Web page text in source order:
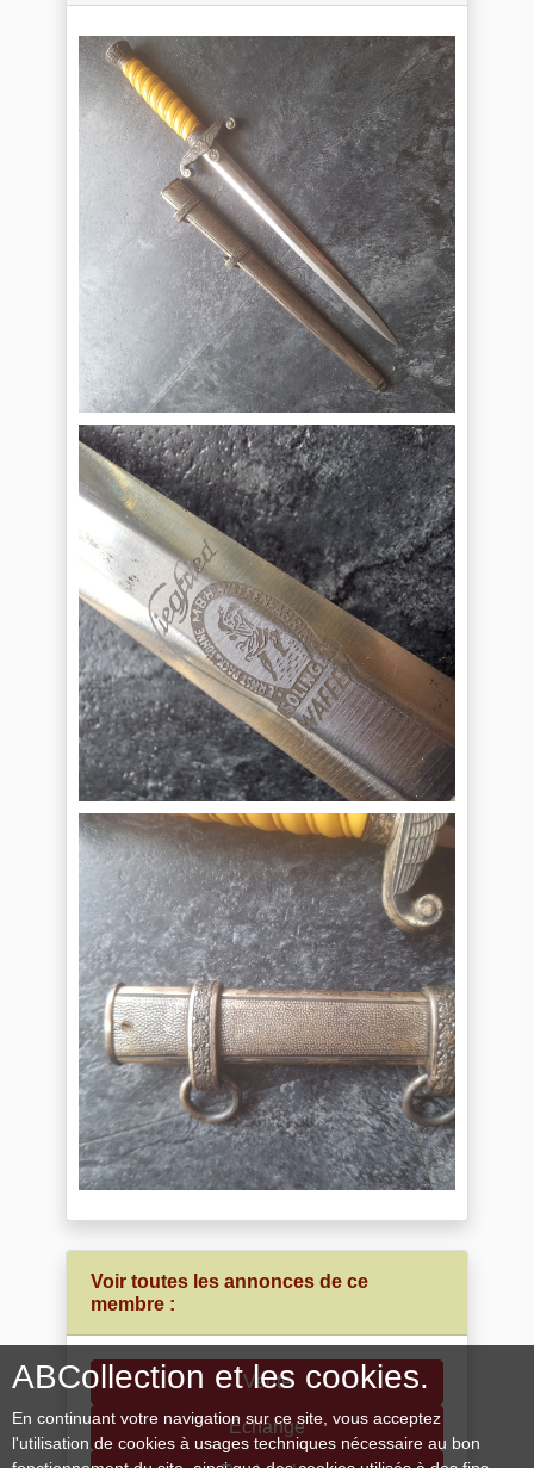
Voir toutes les annonces de ce
membre :
Vente
Echange
ABCollection et les cookies.
En continuant votre navigation sur ce site, vous acceptez
l'utilisation de cookies à usages techniques nécessaire au bon